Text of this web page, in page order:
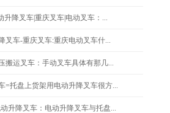
降叉车|重庆叉车|电动叉车：...
叉车-重庆叉车:重庆电动叉车什...
搬运叉车：手动叉车具体有那几...
=托盘上货架用电动升降叉车很方...
升降叉车：电动升降叉车与托盘...